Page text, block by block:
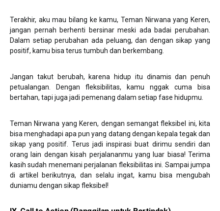
Terakhir, aku mau bilang ke kamu, Teman Nirwana yang Keren,
jangan pernah berhenti bersinar meski ada badai perubahan.
Dalam setiap perubahan ada peluang, dan dengan sikap yang
positif, kamu bisa terus tumbuh dan berkembang.
Jangan takut berubah, karena hidup itu dinamis dan penuh
petualangan. Dengan fleksibilitas, kamu nggak cuma bisa
bertahan, tapi juga jadi pemenang dalam setiap fase hidupmu.
Teman Nirwana yang Keren, dengan semangat fleksibel ini, kita
bisa menghadapi apa pun yang datang dengan kepala tegak dan
sikap yang positif. Terus jadi inspirasi buat dirimu sendiri dan
orang lain dengan kisah perjalananmu yang luar biasa! Terima
kasih sudah menemani perjalanan fleksibilitas ini. Sampai jumpa
di artikel berikutnya, dan selalu ingat, kamu bisa mengubah
duniamu dengan sikap fleksibel!